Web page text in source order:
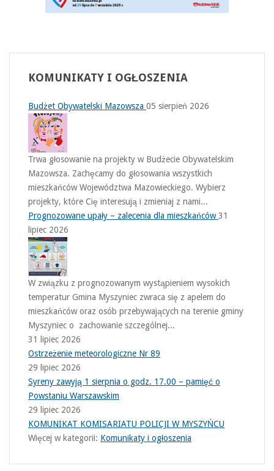
KOMUNIKATY I OGŁOSZENIA
Budżet Obywatelski Mazowsza 05 sierpień 2026
Trwa głosowanie na projekty w Budżecie Obywatelskim
Mazowsza. Zachęcamy do głosowania wszystkich
mieszkańców Województwa Mazowieckiego. Wybierz
projekty, które Cię interesują i zmieniaj z nami...
Prognozowane upały – zalecenia dla mieszkańców31
lipiec 2026
W związku z prognozowanym wystąpieniem wysokich
temperatur Gmina Myszyniec zwraca się z apelem do
mieszkańców oraz osób przebywających na terenie gminy
Myszyniec o zachowanie szczególnej...
31 lipiec 2026
Ostrzeżenie meteorologiczne Nr 89
29 lipiec 2026
Syreny zawyją 1 sierpnia o godz. 17.00 – pamięć o
Powstaniu Warszawskim
29 lipiec 2026
KOMUNIKAT KOMISARIATU POLICJI W MYSZYŃCU
Więcej w kategorii: Komunikaty i ogłoszenia